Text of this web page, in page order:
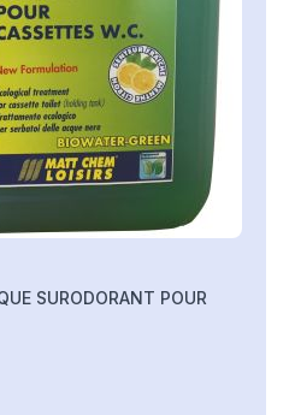
SURODORANT POUR